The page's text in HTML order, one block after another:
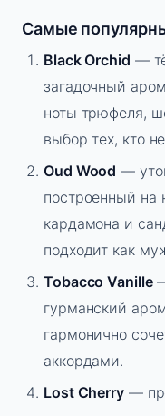
Самые
Black Orchid —
загадочный
ноты трюфеля,
выбор тех, кто
Oud Wood —
построенный на
кардамона и
подходит как
Tobacco Vanille—
гурманский
гармонично
аккордами.
Lost Cherry—